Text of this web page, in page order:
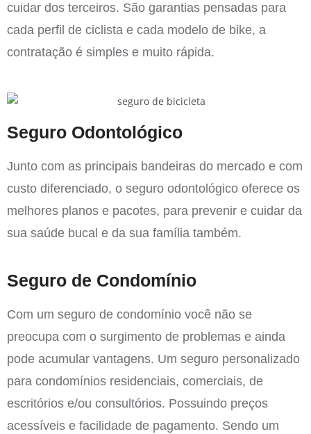
cuidar dos terceiros. São garantias pensadas para
cada perfil de ciclista e cada modelo de bike, a
contratação é simples e muito rápida.
Seguro Odontológico
Junto com as principais bandeiras do mercado e com
custo diferenciado, o seguro odontológico oferece os
melhores planos e pacotes, para prevenir e cuidar da
sua saúde bucal e da sua família também.
Seguro de Condomínio
Com um seguro de condomínio você não se
preocupa com o surgimento de problemas e ainda
pode acumular vantagens. Um seguro personalizado
para condomínios residenciais, comerciais, de
escritórios e/ou consultórios. Possuindo preços
acessíveis e facilidade de pagamento. Sendo um